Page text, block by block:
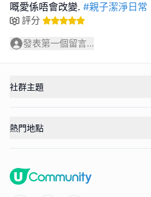
嘅愛係唔會改變. #親子潔淨日常
評分
發表第一個留言...
社群主題
熱門地點